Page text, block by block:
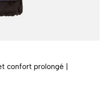
confort prolongé |